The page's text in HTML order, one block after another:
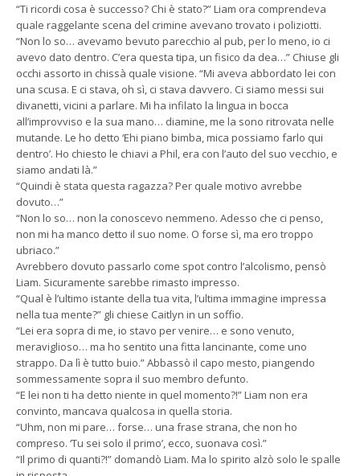
“Ti ricordi cosa è successo? Chi è stato?” Liam ora comprendeva
quale raggelante scena del crimine avevano trovato i poliziotti.
“Non lo so… avevamo bevuto parecchio al pub, per lo meno, io ci
avevo dato dentro. C’era questa tipa, un fisico da dea…” Chiuse gli
occhi assorto in chissà quale visione. “Mi aveva abbordato lei con
una scusa. E ci stava, oh sì, ci stava davvero. Ci siamo messi sui
divanetti, vicini a parlare. Mi ha infilato la lingua in bocca
all’improvviso e la sua mano… diamine, me la sono ritrovata nelle
mutande. Le ho detto ‘Ehi piano bimba, mica possiamo farlo qui
dentro’. Ho chiesto le chiavi a Phil, era con l’auto del suo vecchio, e
siamo andati là.”
“Quindi è stata questa ragazza? Per quale motivo avrebbe
dovuto…”
“Non lo so… non la conoscevo nemmeno. Adesso che ci penso,
non mi ha manco detto il suo nome. O forse sì, ma ero troppo
ubriaco.”
Avrebbero dovuto passarlo come spot contro l’alcolismo, pensò
Liam. Sicuramente sarebbe rimasto impresso.
“Qual è l’ultimo istante della tua vita, l’ultima immagine impressa
nella tua mente?” gli chiese Caitlyn in un soffio.
“Lei era sopra di me, io stavo per venire… e sono venuto,
meraviglioso… ma ho sentito una fitta lancinante, come uno
strappo. Da lì è tutto buio.” Abbassò il capo mesto, piangendo
sommessamente sopra il suo membro defunto.
“E lei non ti ha detto niente in quel momento?!” Liam non era
convinto, mancava qualcosa in quella storia.
“Uhm, non mi pare… forse… una frase strana, che non ho
compreso. ‘Tu sei solo il primo’, ecco, suonava così.”
“Il primo di quanti?!” domandò Liam. Ma lo spirito alzò solo le spalle